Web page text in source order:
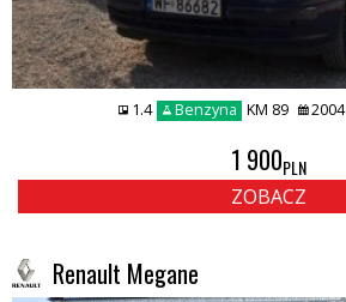
1.4 Benzyna KM 89 2004
1 900PLN
ZOBACZ
Renault Megane